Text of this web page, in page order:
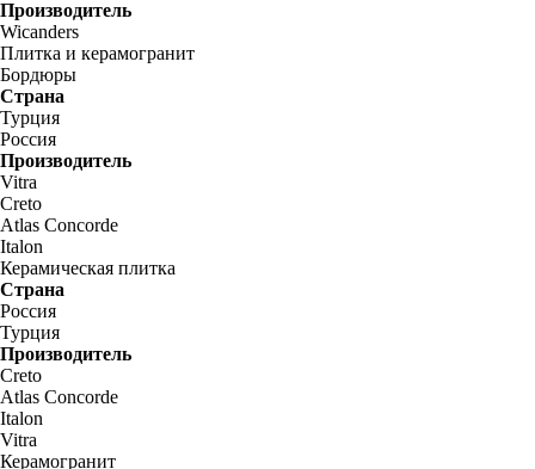
Производитель
Wicanders
Плитка и керамогранит
Бордюры
Страна
Турция
Россия
Производитель
Vitra
Creto
Atlas Concorde
Italon
Керамическая плитка
Страна
Россия
Турция
Производитель
Creto
Atlas Concorde
Italon
Vitra
Керамогранит